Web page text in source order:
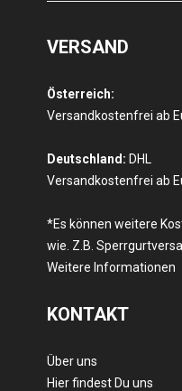
VERSAND
Österreich:
Versandkostenfrei ab
Deutschland: DHL
Versandkostenfrei ab
*Es können weitere
wie. Z.B.
Weitere Informationen
KONTAKT
Über uns
Hier findest Du uns